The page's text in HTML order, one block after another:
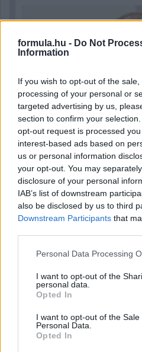
formula.hu - Do Not
Information
If you wish to opt-out of the
processing of your personal or
targeted advertising by us,
section to confirm your
opt-out request is processed
interest-based ads based on
us or personal information
your opt-out. You may
disclosure of your personal
IAB’s list of downstream
also be disclosed by us to third
Downstream Participants that
Please note that this website/
not limited to your visit or usage
grant or deny consent to
use your data for below
consent section.
Personal Data Processing
I want to opt-out of the
personal data.
Opted In
I want to opt-out of the Sale
Personal Data.
Opted In
1 napja
„Jó látni, hogy közel az álom”
pletykákról